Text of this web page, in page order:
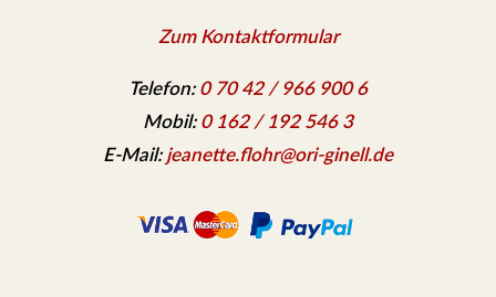
Zum Kontaktformular
Telefon:0 70 42 / 966 900 6
Mobil:0 162 / 192 546 3
E-Mail: jeanette.flohr@ori-ginell.de